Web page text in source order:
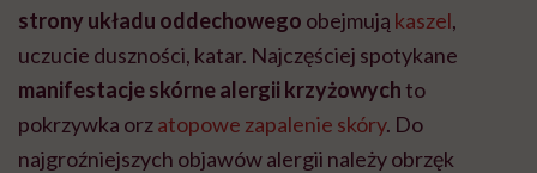
strony układu oddechowego obejmują kaszel,
uczucie duszności, katar. Najczęściej spotykane
manifestacje skórne alergii krzyżowychto
pokrzywka orzatopowe zapalenie skóry. Do
najgroźniejszych objawów alergii należy obrzęk